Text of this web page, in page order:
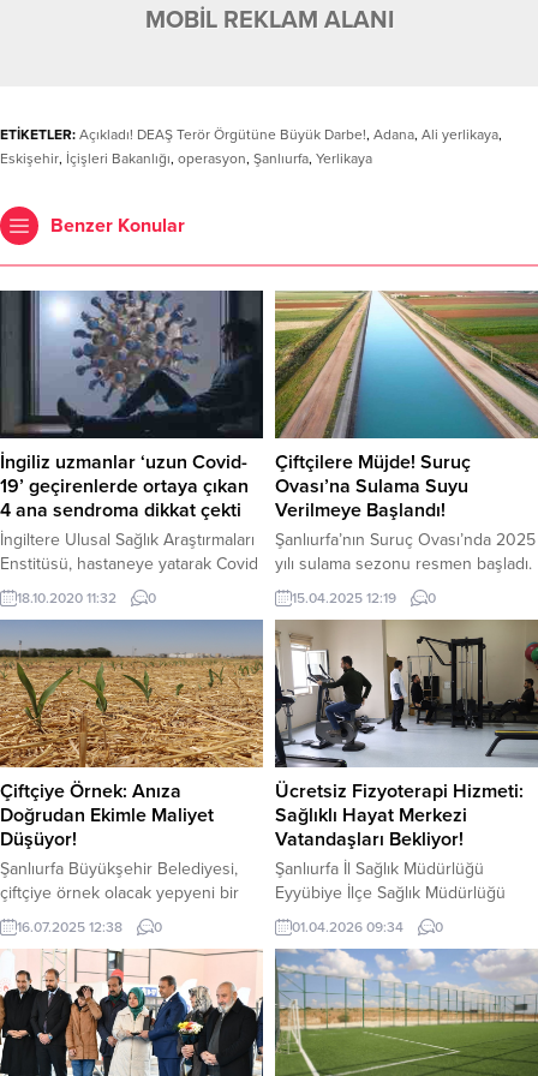
MOBİL REKLAM ALANI
ETİKETLER: Açıkladı! DEAŞ Terör Örgütüne Büyük Darbe!, Adana, Ali yerlikaya,
Eskişehir, İçişleri Bakanlığı, operasyon, Şanlıurfa, Yerlikaya
Benzer Konular
İngiliz uzmanlar ‘uzun Covid-
19’ geçirenlerde ortaya çıkan
4 ana sendroma dikkat çekti
İngiltere Ulusal Sağlık Araştırmaları
Enstitüsü, hastaneye yatarak Covid
tedavisi uygulanan kişilerde uzun
süren veya kalıcı hasarlar ortaya
çıktığını tespit etti. Uzmanların 4
başlıkta topladığı sendromlardan
yoğun bakım sonrası sendromu
(PICS); hastane yatan ve yoğun
bakıma alınan corona virüs
hastalarında, daha sonra ortaya
çıkan rahatsızlıkları içeriyor. Bu
kişiler, çok uzun...
18.10.2020 11:32 0
Çiftçilere Müjde! Suruç
Ovası’na Sulama Suyu
Verilmeye Başlandı!
Şanlıurfa’nın Suruç Ovası’nda 2025
yılı sulama sezonu resmen başladı.
Uzun süredir yağışların yetersiz
olduğu bölgede, Topçu Gündaş
Sulama Birliği 15 Nisan itibariyle
ovanın sulamaya açıldığını duyurdu.
“Her Damla Su Milli
Servettir”Bölgenin tarımsal
üretiminde büyük paya sahip olan
Suruç Ovası’nda; buğday, arpa,
pamuk ve mısır üretimi yapan
çiftçilere seslenen birlik yetkilileri,...
15.04.2025 12:19 0
Çiftçiye Örnek: Anıza
Doğrudan Ekimle Maliyet
Düşüyor!
Şanlıurfa Büyükşehir Belediyesi,
çiftçiye örnek olacak yepyeni bir
uygulamayı hayata geçirdi.
Akçakale İşletmesi’nde buğday
hasadının hemen ardından toprağı
hiç sürmeden, doğrudan mısır
tohumu anıza ekildi. Şanlıurfa
Büyükşehir Belediyesi ile GAP
Tarımsal Araştırma Enstitüsü iş
16.07.2025 12:38 0
Ücretsiz Fizyoterapi Hizmeti:
Sağlıklı Hayat Merkezi
Vatandaşları Bekliyor!
Şanlıurfa İl Sağlık Müdürlüğü
Eyyübiye İlçe Sağlık Müdürlüğü
Sağlıklı Hayat Merkezi bünyesinde
hizmet veren Fizyoterapi Birimi,
vatandaşlara yönelik ücretsiz
fizyoterapi ve egzersiz
danışmanlığı hizmeti sunuyor.
Fizyoterapist Mustafa Akdeniz
tarafından yürütülen çalışmalar
01.04.2026 09:34 0